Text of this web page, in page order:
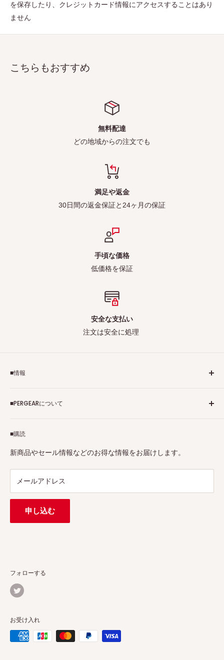
を保存したり、クレジットカード情報にアクセスすることはあり
ません
こちらもおすすめ
無料配達
どの地域からの注文でも
満足や返金
30日間の返金保証と24ヶ月の保証
手頃な価格
低価格を保証
安全な支払い
注文は安全に処理
■購読
新商品やセール情報などのお得な情報をお届けします。
メールアドレス
申し込む
■情報
個人情報保護方針
Tax-free
特定商取引法に基づく表示
■PERGEARについて
7Artisans、FIMIなど各撮影機材ブランドの正規代理店です。
プロ、アマチュアを問わず、さまざまな撮影製品を取り揃え
連絡先： support@pergear.co.jp
フォローする
お受け入れ